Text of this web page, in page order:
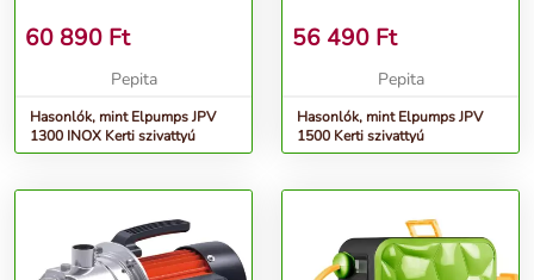
60 890 Ft
Pepita
Hasonlók, mint Elpumps JPV
1300 INOX Kerti szivattyú
56 490 Ft
Pepita
Hasonlók, mint Elpumps JPV
1500 Kerti szivattyú